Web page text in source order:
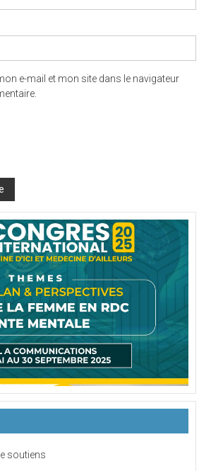
e-mail et mon site dans le navigateur
soutiens